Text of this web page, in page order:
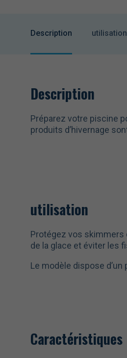
Description utilisation
Description
Préparez votre piscine
produits d’hivernage
utilisation
Protégez vos
de la glace et éviter les
Le modèle dispose
Caractéristiques